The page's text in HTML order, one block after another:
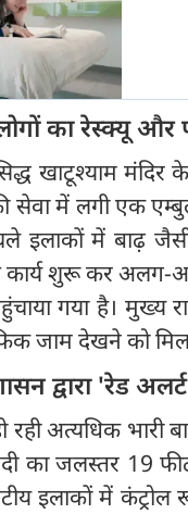
का रेस्क्यू और
खाटूश्याम
सेवा में लगी एक
इलाकों में बाढ़
कार्य शुरू कर
गया है।
जाम देखने को मिल
द्वारा 'रेड
अत्यधिक भारी
का जलस्तर 19
इलाकों में कंट्रोल